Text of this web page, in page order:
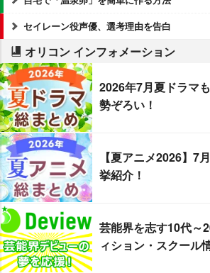
セイレーン役声優、選考理由を告白
オリコン インフォメーション
2026年7月夏ドラマ
勢ぞろい！
【夏アニメ2026】7
挙紹介！
芸能界を志す10代
ィション・スクール